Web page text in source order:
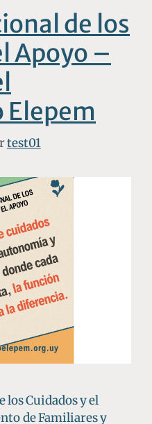
de los
Apoyo –
test01
los Cuidados y el
de Familiares y